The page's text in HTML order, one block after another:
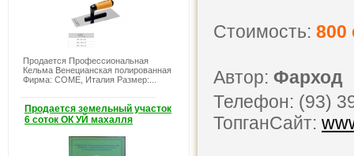
Продается Профессиональная
Кельма Венецианская полированная
Фирма: COME, Италия Размер:...
Продается земельный участок
6 соток ОК УЙ махалля
Стоимость: 800
Автор: Фарход
Телефон: (93)
ТопганСайт: